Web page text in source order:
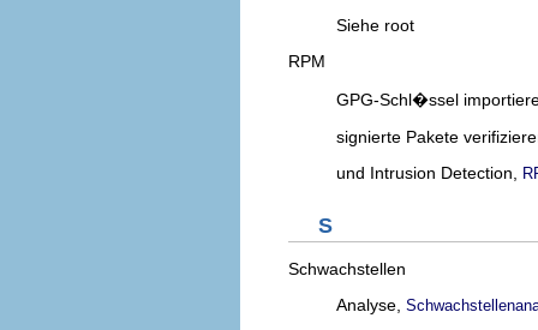
Siehe root
RPM
GPG-Schl�ssel
signierte Pakete
und Intrusion Detection,
S
Schwachstellen
Analyse,